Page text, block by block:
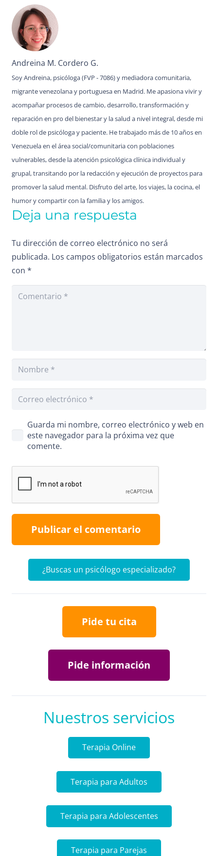
Andreina M. Cordero G.
Soy Andreina, psicóloga (FVP - 7086) y mediadora comunitaria,
migrante venezolana y portuguesa en Madrid. Me apasiona vivir y
acompañar procesos de cambio, desarrollo, transformación y
reparación en pro del bienestar y la salud a nivel integral, desde mi
doble rol de psicóloga y paciente. He trabajado más de 10 años en
Venezuela en el área social/comunitaria con poblaciones
vulnerables, desde la atención psicológica clínica individual y
grupal, transitando por la redacción y ejecución de proyectos para
promover la salud mental. Disfruto del arte, los viajes, la cocina, el
humor y compartir con la familia y los amigos.
Deja una respuesta
Tu dirección de correo electrónico no será
publicada. Los campos obligatorios están marcados
con *
Guarda mi nombre, correo electrónico y web en
este navegador para la próxima vez que
comente.
Publicar el comentario
¿Buscas un psicólogo especializado?
Pide tu cita
Pide información
Nuestros servicios
Terapia Online
Terapia para Adultos
Terapia para Adolescentes
Terapia para Parejas